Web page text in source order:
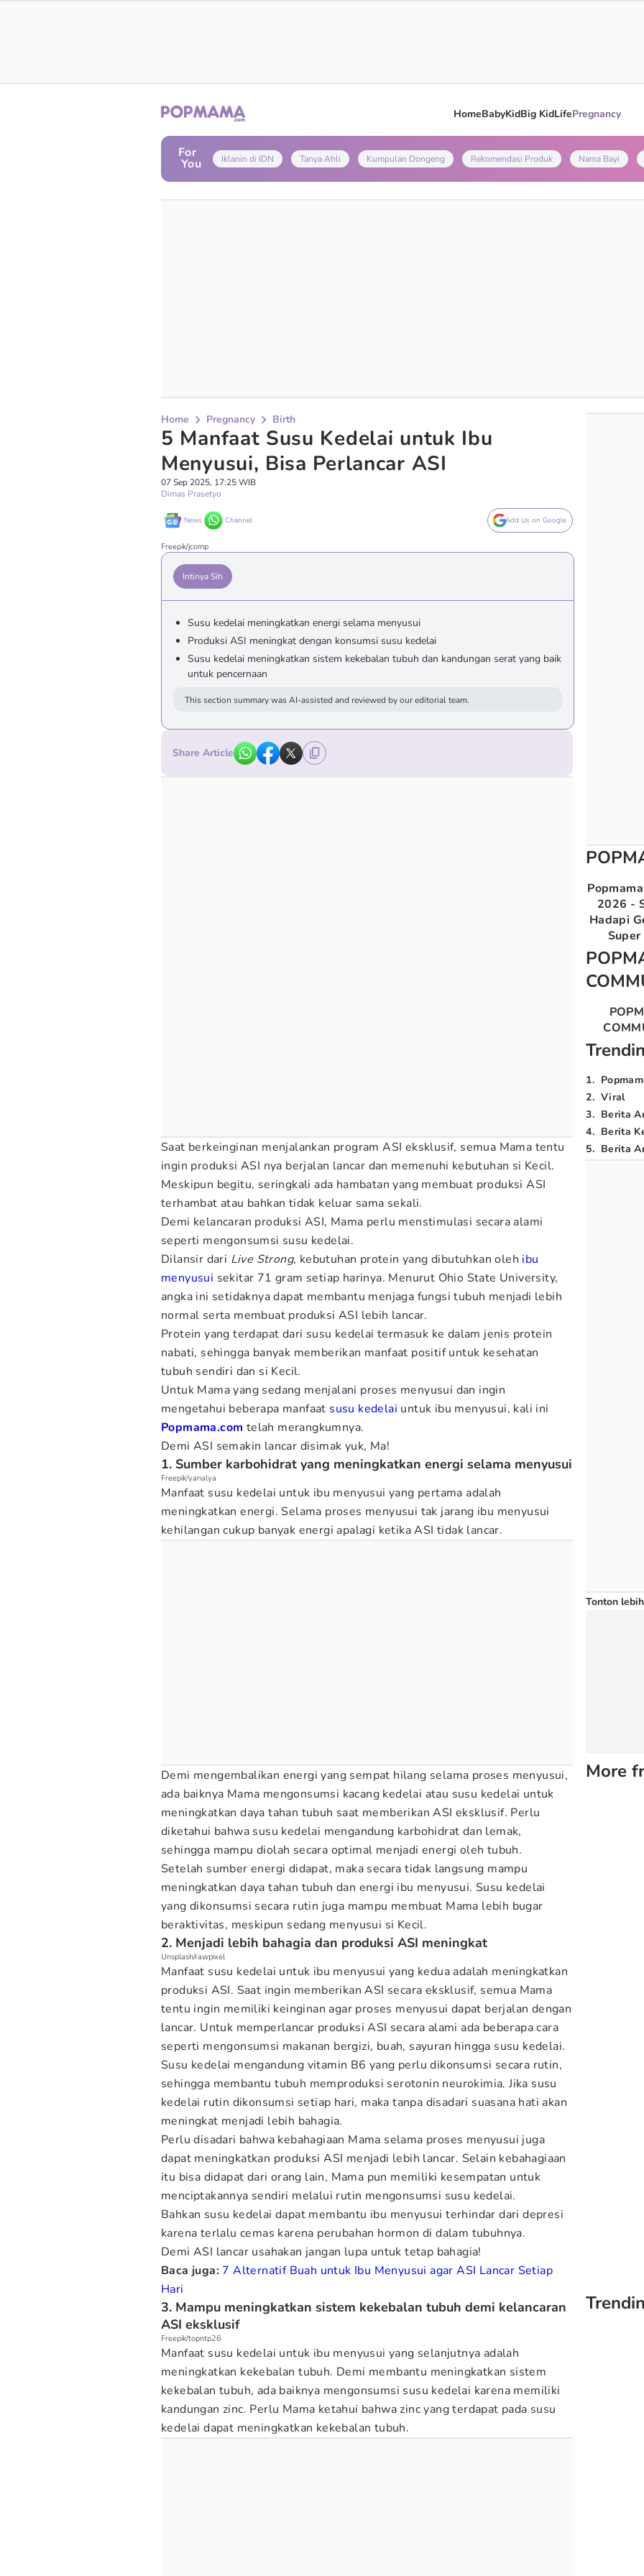
HomeBabyKidBig KidLifePregnancy
For
You Iklanin di IDN Tanya Ahli Kumpulan Dongeng Rekomendasi Produk Nama Bayi
Home Pregnancy Birth
5 Manfaat Susu Kedelai untuk Ibu
Menyusui, Bisa Perlancar ASI
07 Sep 2025, 17:25 WIB
Dimas Prasetyo
News Channel Add Us on Google
Freepik/jcomp
Intinya Sih
Susu kedelai meningkatkan energi selama menyusui
Produksi ASI meningkat dengan konsumsi susu kedelai
Susu kedelai meningkatkan sistem kekebalan tubuh dan kandungan serat yang baik
untuk pencernaan
This section summary was AI-assisted and reviewed by our editorial team.
Share Article
Saat berkeinginan menjalankan program ASI eksklusif, semua Mama tentu
ingin produksi ASI nya berjalan lancar dan memenuhi kebutuhan si Kecil.
Meskipun begitu, seringkali ada hambatan yang membuat produksi ASI
terhambat atau bahkan tidak keluar sama sekali.
Demi kelancaran produksi ASI, Mama perlu menstimulasi secara alami
seperti mengonsumsi susu kedelai.
Dilansir dari Live Strong, kebutuhan protein yang dibutuhkan oleh ibu
menyusui sekitar 71 gram setiap harinya. Menurut Ohio State University,
angka ini setidaknya dapat membantu menjaga fungsi tubuh menjadi lebih
normal serta membuat produksi ASI lebih lancar.
Protein yang terdapat dari susu kedelai termasuk ke dalam jenis protein
nabati, sehingga banyak memberikan manfaat positif untuk kesehatan
tubuh sendiri dan si Kecil.
Untuk Mama yang sedang menjalani proses menyusui dan ingin
mengetahui beberapa manfaat susu kedelai untuk ibu menyusui, kali ini
Popmama.com telah merangkumnya.
Demi ASI semakin lancar disimak yuk, Ma!
1. Sumber karbohidrat yang meningkatkan energi selama menyusui
Freepik/yanalya
Manfaat susu kedelai untuk ibu menyusui yang pertama adalah
meningkatkan energi. Selama proses menyusui tak jarang ibu menyusui
kehilangan cukup banyak energi apalagi ketika ASI tidak lancar.
Demi mengembalikan energi yang sempat hilang selama proses menyusui,
ada baiknya Mama mengonsumsi kacang kedelai atau susu kedelai untuk
meningkatkan daya tahan tubuh saat memberikan ASI eksklusif. Perlu
diketahui bahwa susu kedelai mengandung karbohidrat dan lemak,
sehingga mampu diolah secara optimal menjadi energi oleh tubuh.
Setelah sumber energi didapat, maka secara tidak langsung mampu
meningkatkan daya tahan tubuh dan energi ibu menyusui. Susu kedelai
yang dikonsumsi secara rutin juga mampu membuat Mama lebih bugar
beraktivitas, meskipun sedang menyusui si Kecil.
2. Menjadi lebih bahagia dan produksi ASI meningkat
Unsplash/rawpixel
Manfaat susu kedelai untuk ibu menyusui yang kedua adalah meningkatkan
produksi ASI. Saat ingin memberikan ASI secara eksklusif, semua Mama
tentu ingin memiliki keinginan agar proses menyusui dapat berjalan dengan
lancar. Untuk memperlancar produksi ASI secara alami ada beberapa cara
seperti mengonsumsi makanan bergizi, buah, sayuran hingga susu kedelai.
Susu kedelai mengandung vitamin B6 yang perlu dikonsumsi secara rutin,
sehingga membantu tubuh memproduksi serotonin neurokimia. Jika susu
kedelai rutin dikonsumsi setiap hari, maka tanpa disadari suasana hati akan
meningkat menjadi lebih bahagia.
Perlu disadari bahwa kebahagiaan Mama selama proses menyusui juga
dapat meningkatkan produksi ASI menjadi lebih lancar. Selain kebahagiaan
itu bisa didapat dari orang lain, Mama pun memiliki kesempatan untuk
menciptakannya sendiri melalui rutin mengonsumsi susu kedelai.
Bahkan susu kedelai dapat membantu ibu menyusui terhindar dari depresi
karena terlalu cemas karena perubahan hormon di dalam tubuhnya.
Demi ASI lancar usahakan jangan lupa untuk tetap bahagia!
Baca juga: 7 Alternatif Buah untuk Ibu Menyusui agar ASI Lancar Setiap
Hari
3. Mampu meningkatkan sistem kekebalan tubuh demi kelancaran
ASI eksklusif
Freepik/topntp26
Manfaat susu kedelai untuk ibu menyusui yang selanjutnya adalah
meningkatkan kekebalan tubuh. Demi membantu meningkatkan sistem
kekebalan tubuh, ada baiknya mengonsumsi susu kedelai karena memiliki
kandungan zinc. Perlu Mama ketahui bahwa zinc yang terdapat pada susu
kedelai dapat meningkatkan kekebalan tubuh.
2026 -
Hadapi
1.
2. Viral
3. Berita
4. Berita
5. Berita
Tonton
More